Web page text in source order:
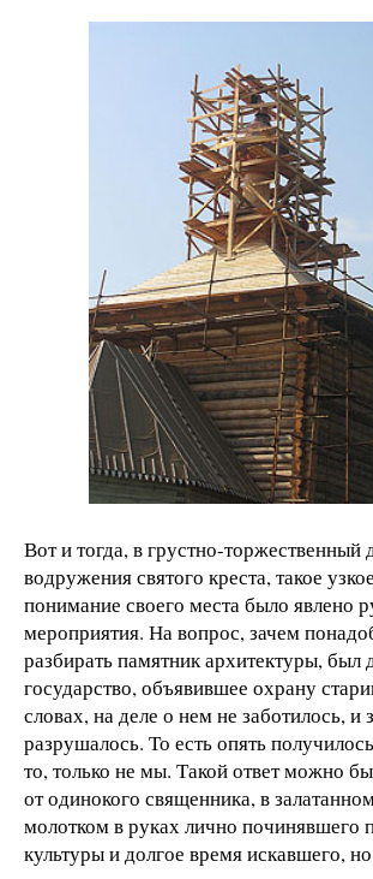
Вот и тогда, в грустно-торжественный
водружения святого креста, такое
понимание своего места было явлено
мероприятия. На вопрос, зачем
разбирать памятник архитектуры, был
государство, объявившее охрану
словах, на деле о нем не заботилось, и
разрушалось. То есть опять
то, только не мы. Такой ответ можно
от одинокого священника, в
молотком в руках лично починявшего
культуры и долгое время искавшего,